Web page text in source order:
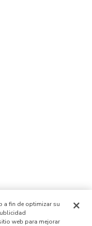
a fin de optimizar su
web para mejorar